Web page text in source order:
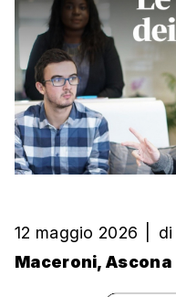
12 maggio 2026 di
Maceroni, Ascona